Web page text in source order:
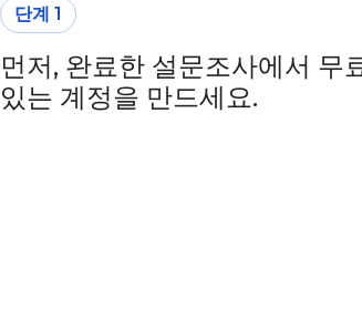
단계 1
먼저, 완료한 설문조사에서 무
있는 계정을 만드세요.